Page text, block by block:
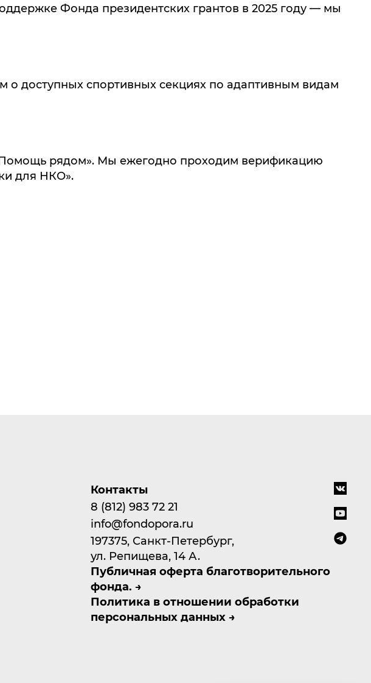
Фонда президентских грантов в 2025 году — мы
о доступных спортивных секциях по адаптивным видам
рядом». Мы ежегодно проходим верификацию
для НКО».
Контакты
8 (812) 983 72 21
info@fondopora.ru
197375, Санкт-Петербург,
ул. Репищева, 14 А.
Публичная оферта благотворительного
фонда.
Политика в отношении обработки
персональных данных